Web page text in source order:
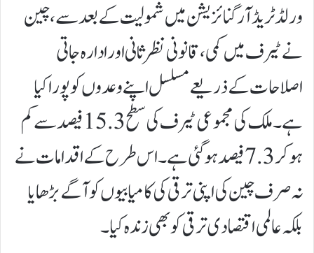
ورلڈ ٹریڈ آرگنائزیشن میں شمولیت کے بعد سے، چین
نے ٹیرف میں کمی، قانونی نظرثانی اور ادارہ جاتی
اصلاحات کے ذریعے مسلسل اپنے وعدوں کو پورا کیا
ہے۔ ملک کی مجموعی ٹیرف کی سطح 15.3 فیصد سے کم
ہو کر 7.3 فیصد ہو گئی ہے۔ اس طرح کے اقدامات نے
نہ صرف چین کی اپنی ترقی کی کامیابیوں کو آگے بڑھایا
بلکہ عالمی اقتصادی ترقی کو بھی زندہ کیا۔